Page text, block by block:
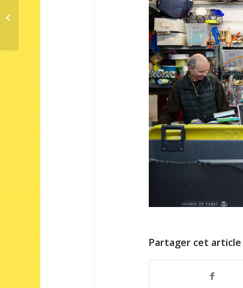
Partager cet article
La Petite Rockette recrute 4
volontaires en service civique pour